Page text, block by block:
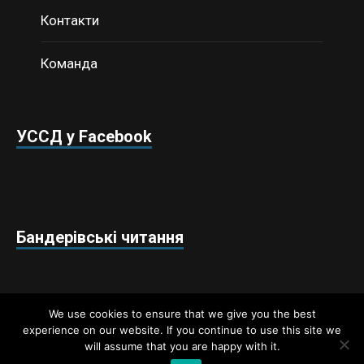
Контакти
Команда
УССД у Facebook
Бандерівські читання
Недержавний аналітичний центр «Українські студії
We use cookies to ensure that we give you the best
experience on our website. If you continue to use this site we
will assume that you are happy with it.